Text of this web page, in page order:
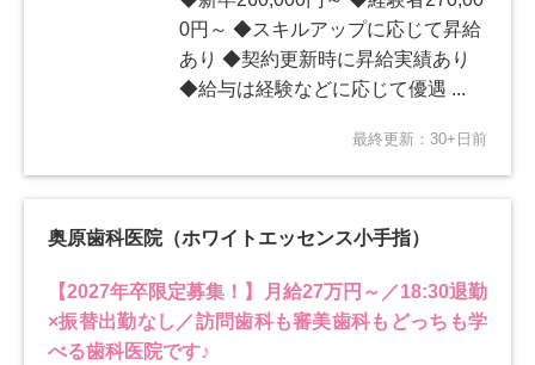
0円～ ◆スキルアップに応じて昇給
あり ◆契約更新時に昇給実績あり
◆給与は経験などに応じて優遇 ...
最終更新：30+日前
奥原歯科医院（ホワイトエッセンス小手指）
【2027年卒限定募集！】月給27万円～／18:30退勤
×振替出勤なし／訪問歯科も審美歯科もどっちも学
べる歯科医院です♪